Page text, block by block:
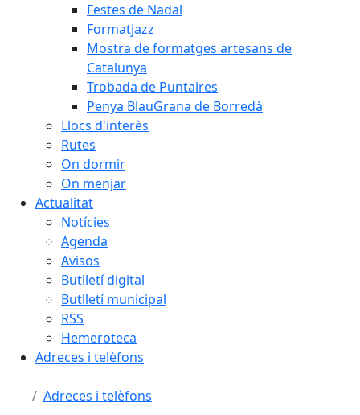
Festes de Nadal
Formatjazz
Mostra de formatges artesans de
Catalunya
Trobada de Puntaires
Penya BlauGrana de Borredà
Llocs d'interès
Rutes
On dormir
On menjar
Actualitat
Notícies
Agenda
Avisos
Butlletí digital
Butlletí municipal
RSS
Hemeroteca
Adreces i telèfons
Adreces i telèfons